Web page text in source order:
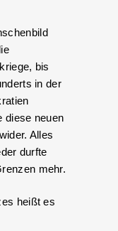
bis
in der
diese neuen
Alles
durfte
mehr.
heißt es